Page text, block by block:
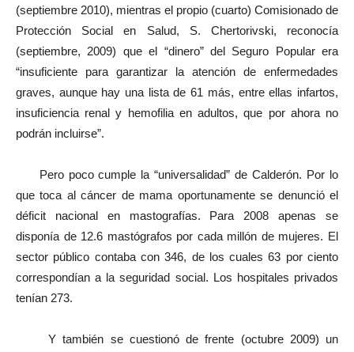
(septiembre 2010), mientras el propio (cuarto) Comisionado de
Protección Social en Salud, S. Chertorivski, reconocía
(septiembre, 2009) que el “dinero” del Seguro Popular era
“insuficiente para garantizar la atención de enfermedades
graves, aunque hay una lista de 61 más, entre ellas infartos,
insuficiencia renal y hemofilia en adultos, que por ahora no
podrán incluirse”.
Pero poco cumple la “universalidad” de Calderón. Por lo
que toca al cáncer de mama oportunamente se denunció el
déficit nacional en mastografías. Para 2008 apenas se
disponía de 12.6 mastógrafos por cada millón de mujeres. El
sector público contaba con 346, de los cuales 63 por ciento
correspondían a la seguridad social. Los hospitales privados
tenían 273.
Y también se cuestionó de frente (octubre 2009) un